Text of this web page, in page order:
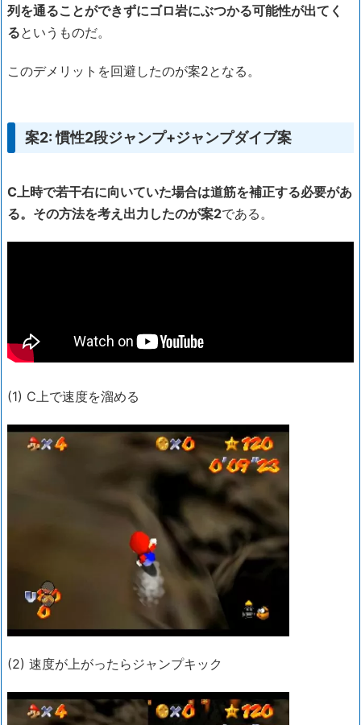
列を通ることができずにゴロ岩にぶつかる可能性が出てく
るというものだ。
このデメリットを回避したのが案2となる。
案2: 慣性2段ジャンプ+ジャンプダイブ案
C上時で若干右に向いていた場合は道筋を補正する必要があ
る。その方法を考え出力したのが案2である。
(1) C上で速度を溜める
(2) 速度が上がったらジャンプキック